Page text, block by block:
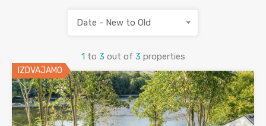
1 to 3 out of 3 properties
Date - New to Old
IZDVAJAMO